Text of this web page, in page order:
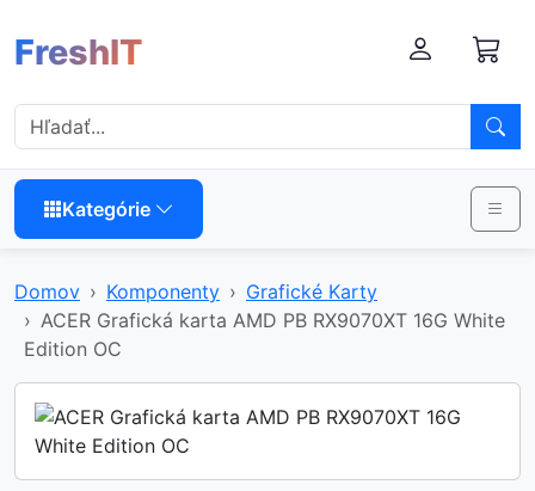
FreshIT
Kategórie
Domov Komponenty
Grafické Karty
ACER Grafická karta AMD PB RX9070XT 16G White
Edition OC